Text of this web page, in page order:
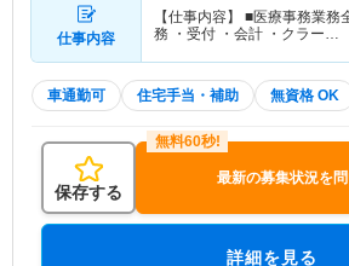
仕事内容
【仕事内容】 ■医療事務業
務 ・受付 ・会計 ・クラー…
車通勤可 住宅手当・補助 無資格 OK
保存する
最新の募集状況を
詳細を見る